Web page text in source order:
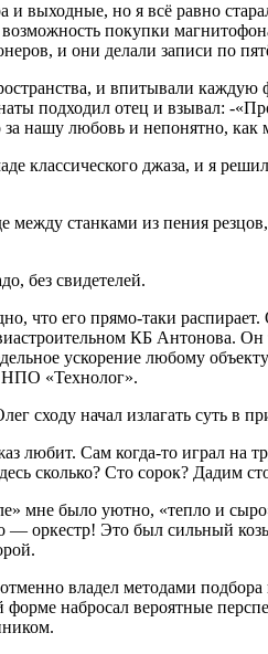
и выходные, но я всё равно
покупки
и они делали записи по
и впитывали
подходил отец и взывал: -
нашу любовь и непонятно, как
классического джаза, и я
станками из пения
без свидетелей.
что его прямо-таки
КБ Антонова.
ускорение любому
НПО «Технолог».
сходу начал излагать суть в
Сам когда-то играл на
сколько? Сто сорок? Дадим
мне было уютно, «тепло и
оркестр! Это был сильный
владел методами
набросал вероятные